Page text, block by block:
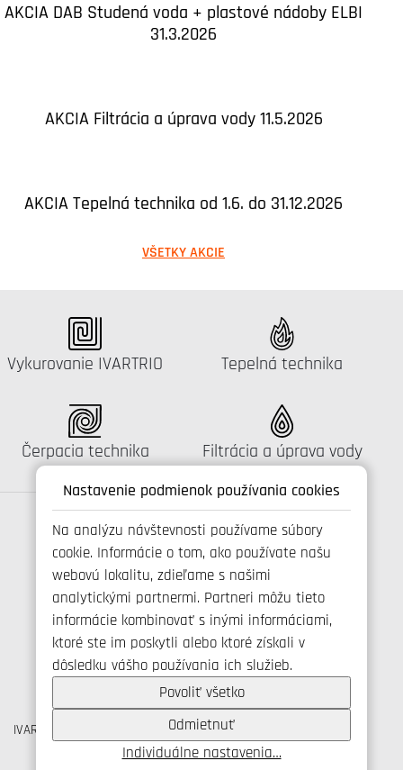
Nastavenie podmienok používania cookies
Na analýzu návštevnosti používame súbory
cookie. Informácie o tom, ako používate našu
webovú lokalitu, zdieľame s našimi
analytickými partnermi. Partneri môžu tieto
informácie kombinovať s inými informáciami,
ktoré ste im poskytli alebo ktoré získali v
dôsledku vášho používania ich služieb.
Povoliť všetko
Odmietnuť
Individuálne nastavenia…
AKCIA DAB Studená voda + plastové nádoby ELBI
31.3.2026
AKCIA Filtrácia a úprava vody 11.5.2026
AKCIA Tepelná technika od 1.6. do 31.12.2026
VŠETKY AKCIE
Katalógus:
Vykurovanie IVARTRIO Katalógus:
Tepelná technika
Katalógus:
Čerpacia technika Katalógus:
Filtrácia a úprava vody
Spojte se s námi
+421 346 214 431
info@ivarsk.sk
Ochrana osobných údajov
Cookies
IVAR CS spol. s r.o., Velvarská 9, Podhořany, 277 51 Nelahozeves
IČO: 45276935 DIČ: CZ45276935